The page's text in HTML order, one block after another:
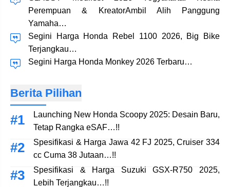
Perempuan & KreatorAmbil Alih Panggung
Yamaha…
Segini Harga Honda Rebel 1100 2026, Big Bike
Terjangkau…
Segini Harga Honda Monkey 2026 Terbaru…
Berita Pilihan
Launching New Honda Scoopy 2025: Desain Baru,
Tetap Rangka eSAF…!!
Spesifikasi & Harga Jawa 42 FJ 2025, Cruiser 334
cc Cuma 38 Jutaan…!!
Spesifikasi & Harga Suzuki GSX-R750 2025,
Lebih Terjangkau…!!